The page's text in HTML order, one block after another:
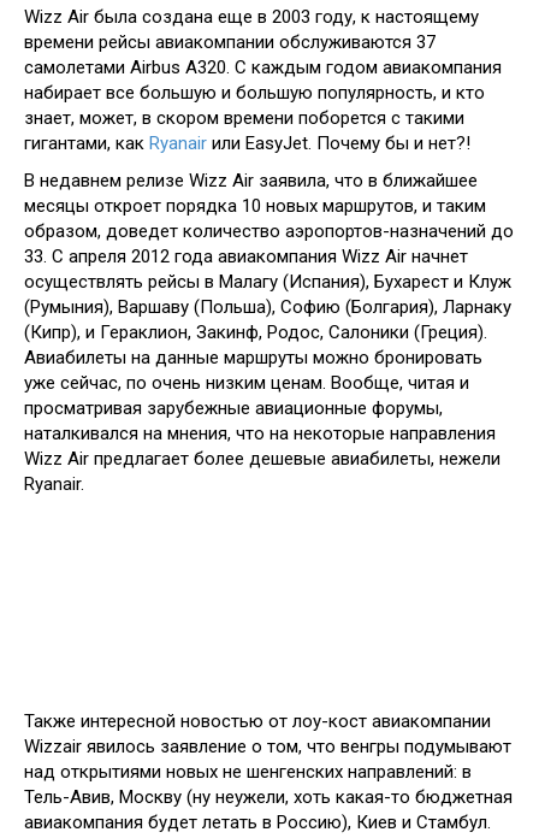
Wizz Air была создана еще в 2003 году, к настоящему
времени рейсы авиакомпании обслуживаются 37
самолетами Airbus A320. С каждым годом авиакомпания
набирает все большую и большую популярность, и кто
знает, может, в скором времени поборется с такими
гигантами, как Ryanair или EasyJet. Почему бы и нет?!
В недавнем релизе Wizz Air заявила, что в ближайшее
месяцы откроет порядка 10 новых маршрутов, и таким
образом, доведет количество аэропортов-назначений до
33. С апреля 2012 года авиакомпания Wizz Air начнет
осуществлять рейсы в Малагу (Испания), Бухарест и Клуж
(Румыния), Варшаву (Польша), Софию (Болгария), Ларнаку
(Кипр), и Гераклион, Закинф, Родос, Салоники (Греция).
Авиабилеты на данные маршруты можно бронировать
уже сейчас, по очень низким ценам. Вообще, читая и
просматривая зарубежные авиационные форумы,
наталкивался на мнения, что на некоторые направления
Wizz Air предлагает более дешевые авиабилеты, нежели
Ryanair.
Также интересной новостью от лоу-кост авиакомпании
Wizzair явилось заявление о том, что венгры подумывают
над открытиями новых не шенгенских направлений: в
Тель-Авив, Москву (ну неужели, хоть какая-то бюджетная
авиакомпания будет летать в Россию), Киев и Стамбул.